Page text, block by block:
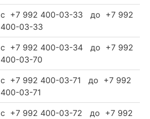
c +7 992 400-03-33 до +7 992
400-03-33
c +7 992 400-03-34 до +7 992
400-03-70
c +7 992 400-03-71 до +7 992
400-03-71
c +7 992 400-03-72 до +7 992